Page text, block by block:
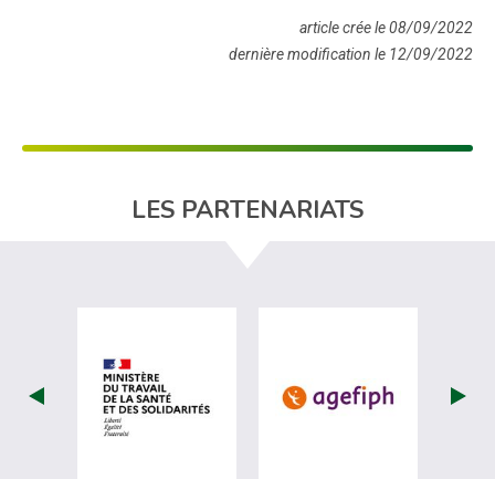
article crée le 08/09/2022
dernière modification le 12/09/2022
LES PARTENARIATS
visiter les site de Ministère du travail
visiter les